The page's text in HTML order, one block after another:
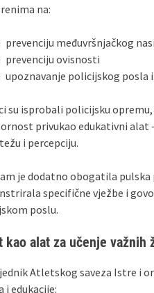
na:
prevenciju međuvršnjačkog
prevenciju ovisnosti
upoznavanje policijskog posla
su isprobali policijsku
privukao edukativni alat
i percepciju.
je dodatno obogatila
specifične vježbe i
poslu.
kao alat za učenje
Atletskog saveza Istre i
i edukacije: